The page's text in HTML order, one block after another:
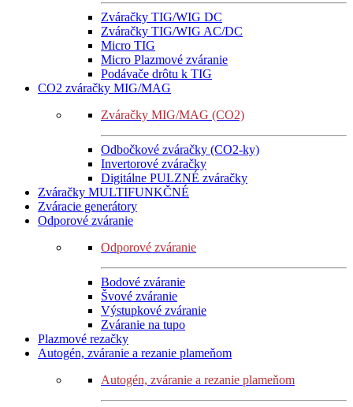
Zváračky TIG/WIG DC
Zváračky TIG/WIG AC/DC
Micro TIG
Micro Plazmové zváranie
Podávače drôtu k TIG
CO2 zváračky MIG/MAG
Zváračky MIG/MAG (CO2)
Odbočkové zváračky (CO2-ky)
Invertorové zváračky
Digitálne PULZNÉ zváračky
Zváračky MULTIFUNKČNÉ
Zváracie generátory
Odporové zváranie
Odporové zváranie
Bodové zváranie
Švové zváranie
Výstupkové zváranie
Zváranie na tupo
Plazmové rezačky
Autogén, zváranie a rezanie plameňom
Autogén, zváranie a rezanie plameňom